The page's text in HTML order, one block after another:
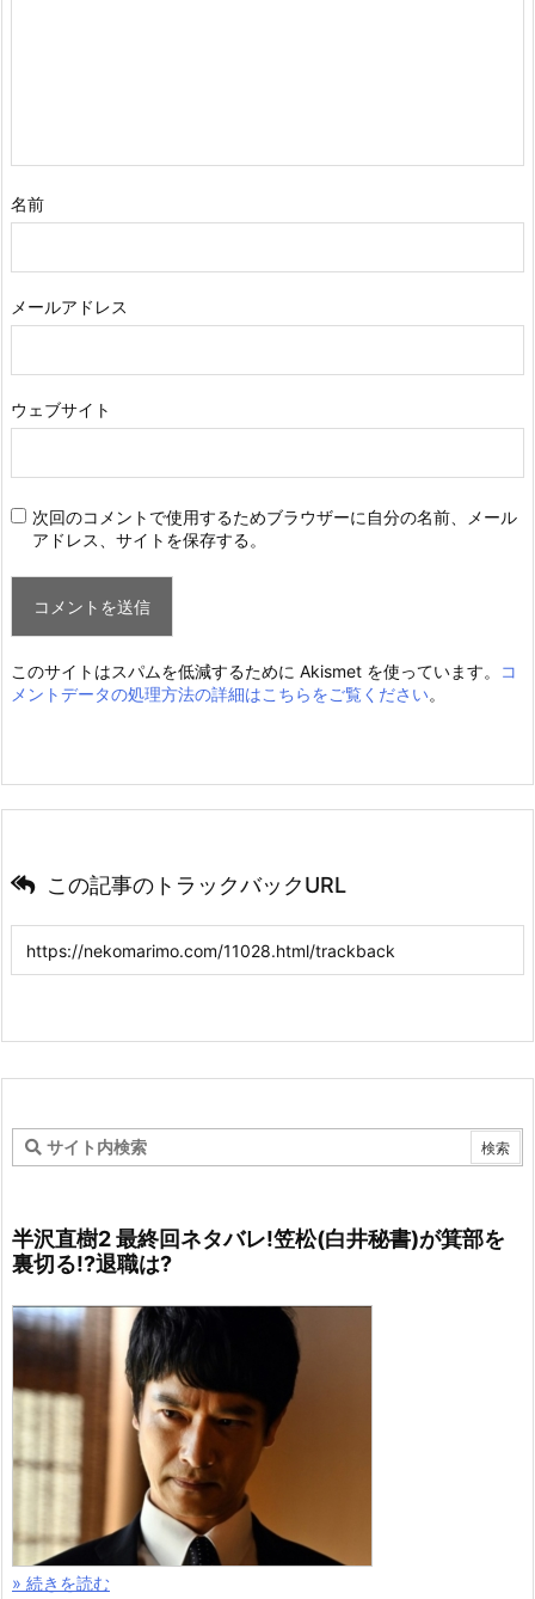
名前
メールアドレス
ウェブサイト
次回のコメントで使用するためブラウザーに自分の名前、メール
アドレス、サイトを保存する。
このサイトはスパムを低減するために Akismet を使っています。
コ
メントデータの処理方法の詳細はこちらをご覧ください。
この記事のトラックバックURL
半沢直樹2 最終回ネタバレ!笠松(白井秘書)が箕部を
裏切る!?退職は?
» 続きを読む